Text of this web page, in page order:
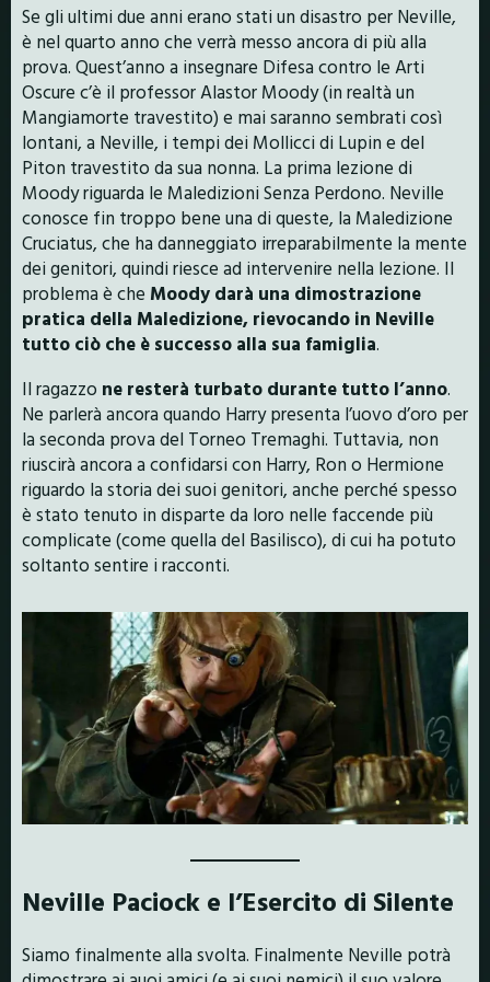
Se gli ultimi due anni erano stati un disastro per Neville,
è nel quarto anno che verrà messo ancora di più alla
prova. Quest’anno a insegnare Difesa contro le Arti
Oscure c’è il professor Alastor Moody (in realtà un
Mangiamorte travestito) e mai saranno sembrati così
lontani, a Neville, i tempi dei Mollicci di Lupin e del
Piton travestito da sua nonna. La prima lezione di
Moody riguarda le Maledizioni Senza Perdono. Neville
conosce fin troppo bene una di queste, la Maledizione
Cruciatus, che ha danneggiato irreparabilmente la mente
dei genitori, quindi riesce ad intervenire nella lezione. Il
problema è che Moody darà una dimostrazione
pratica della Maledizione, rievocando in Neville
tutto ciò che è successo alla sua famiglia.
Il ragazzo ne resterà turbato durante tutto l’anno.
Ne parlerà ancora quando Harry presenta l’uovo d’oro per
la seconda prova del Torneo Tremaghi. Tuttavia, non
riuscirà ancora a confidarsi con Harry, Ron o Hermione
riguardo la storia dei suoi genitori, anche perché spesso
è stato tenuto in disparte da loro nelle faccende più
complicate (come quella del Basilisco), di cui ha potuto
soltanto sentire i racconti.
Neville Paciock e l’Esercito di Silente
Siamo finalmente alla svolta. Finalmente Neville potrà